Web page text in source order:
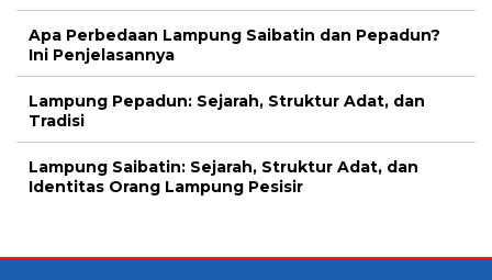
Apa Perbedaan Lampung Saibatin dan Pepadun?
Ini Penjelasannya
Lampung Pepadun: Sejarah, Struktur Adat, dan
Tradisi
Lampung Saibatin: Sejarah, Struktur Adat, dan
Identitas Orang Lampung Pesisir